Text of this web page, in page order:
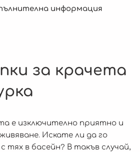
информация
за крачета
е изключително приятно и
Искате ли да го
тях в басейн? В такъв случай,